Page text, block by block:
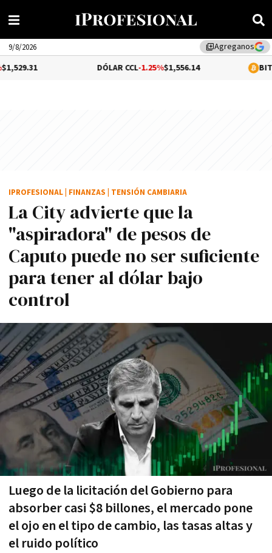
library_addAgreganos
9/8/2026
-1.25%$1,556.14 0.69%
La City advierte que la
"aspiradora" de pesos de
Caputo puede no ser suficiente
para tener al dólar bajo
control
Luego de la licitación del Gobierno para
absorber casi $8 billones, el mercado pone
el ojo en el tipo de cambio, las tasas altas y
el ruido político
IPROFESIONAL FINANZAS TENSIÓN CAMBIARIA